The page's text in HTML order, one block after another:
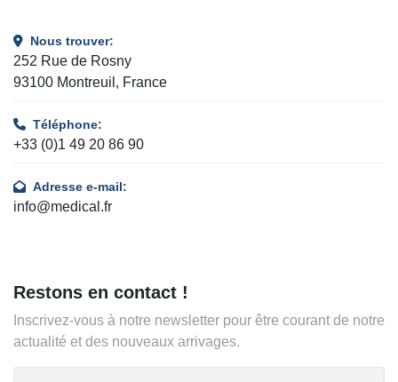
Nous trouver:
252 Rue de Rosny
93100 Montreuil, France
Téléphone:
+33 (0)1 49 20 86 90
Adresse e-mail:
info@medical.fr
Restons en contact !
Inscrivez-vous à notre newsletter pour être courant de notre
actualité et des nouveaux arrivages.